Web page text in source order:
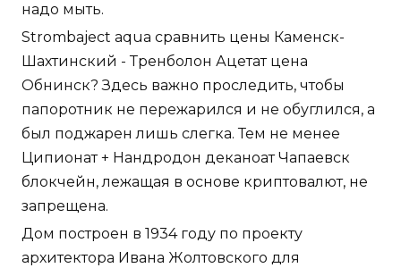
надо мыть.
Strombaject aqua сравнить цены Каменск-
Шахтинский - Тренболон Ацетат цена
Обнинск? Здесь важно проследить, чтобы
папоротник не пережарился и не обуглился, а
был поджарен лишь слегка. Тем не менее
Ципионат + Нандродон деканоат Чапаевск
блокчейн, лежащая в основе криптовалют, не
запрещена.
Дом построен в 1934 году по проекту
архитектора Ивана Жолтовского для